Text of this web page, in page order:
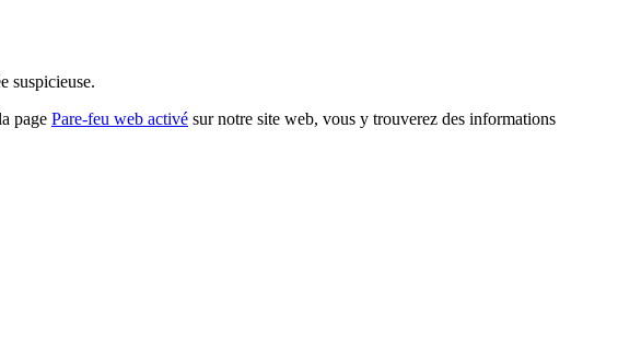
suspicieuse.
page Pare-feu web activé sur notre site web, vous y trouverez des informations